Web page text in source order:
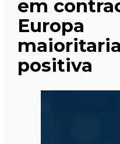
em
Europa
positiva